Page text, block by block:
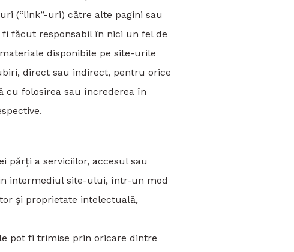
(“link”-uri) către alte pagini sau
fi făcut responsabil în nici un fel de
disponibile pe site-urile
direct sau indirect, pentru orice
cu folosirea sau încrederea în
părți a serviciilor, accesul sau
intermediul site-ului, într-un mod
și proprietate intelectuală,
pot fi trimise prin oricare dintre